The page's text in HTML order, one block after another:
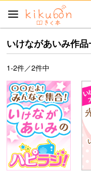
いけながあいみ作
1-2件／2件中